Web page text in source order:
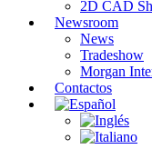
2D CAD
Newsroom
News
Tradeshow
Morgan
Contactos